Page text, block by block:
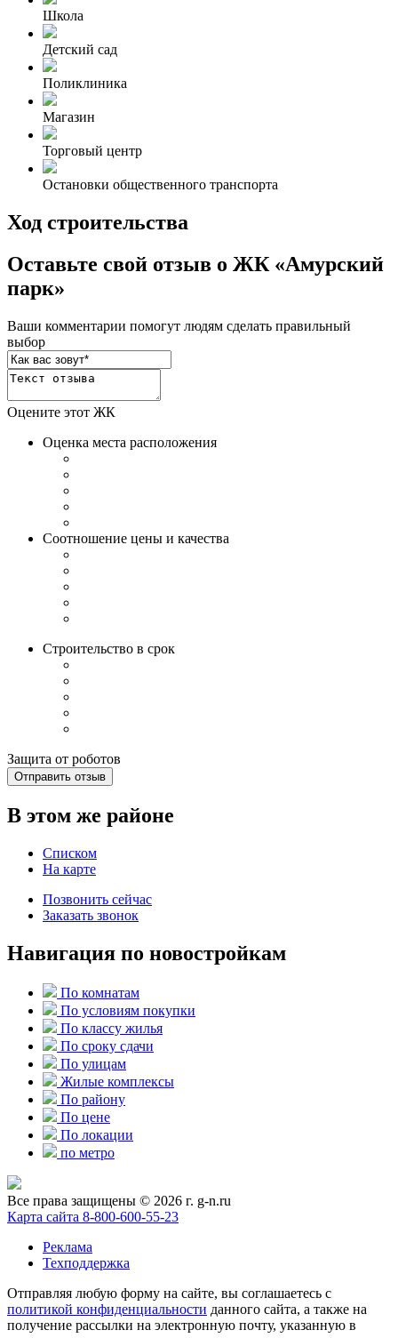
Школа
Детский сад
Поликлиника
Магазин
Торговый центр
Остановки общественного транспорта
Ход строительства
Оставьте свой отзыв о ЖК «Амурский
парк»
Ваши комментарии помогут людям сделать правильный
выбор
Оцените этот ЖК
Оценка места расположения
Соотношение цены и качества
Строительство в срок
Защита от роботов
Отправить отзыв
В этом же районе
Списком
На карте
Позвонить сейчас
Заказать звонок
Навигация по новостройкам
По комнатам
По условиям покупки
По классу жилья
По сроку сдачи
По улицам
Жилые комплексы
По району
По цене
По локации
по метро
Все права защищены © 2026 г. g-n.ru
Карта сайта 8-800-600-55-23
Реклама
Техподдержка
Отправляя любую форму на сайте, вы соглашаетесь с
политикой конфиденциальности данного сайта, а также на
получение рассылки на электронную почту, указанную в